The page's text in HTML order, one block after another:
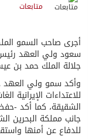
متابعات
أجرى صاحب السمو
سعود ولي العهد رئيس
جلالة الملك حمد بن
وأكد سمو ولي العهد
للاعتداءات
الشقيقة، كما أكد -
جانب مملكة البحرين
للدفاع عن أمنها